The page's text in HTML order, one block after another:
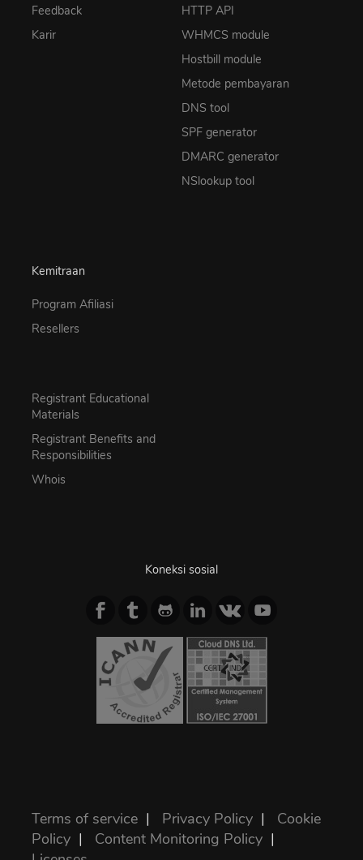
Feedback
Karir
HTTP API
WHMCS module
Hostbill module
Metode pembayaran
DNS tool
SPF generator
DMARC generator
NSlookup tool
Kemitraan
Program Afiliasi
Resellers
Registrant Educational
Materials
Registrant Benefits and
Responsibilities
Whois
Koneksi sosial
Terms of service | Privacy Policy | Cookie
Policy | Content Monitoring Policy |